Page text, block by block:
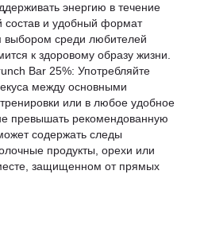
энергию в течение
состав и удобный формат
выбором среди любителей
к здоровому образу жизни.
Bar 25%: Употребляйте
между основными
или в любое удобное
превышать рекомендованную
содержать следы
продукты, орехи или
защищенном от прямых